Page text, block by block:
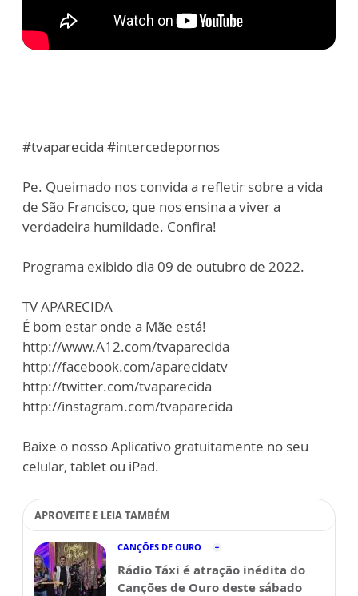
#tvaparecida #intercedepornos
Pe. Queimado nos convida a refletir sobre a vida
de São Francisco, que nos ensina a viver a
verdadeira humildade. Confira!
Programa exibido dia 09 de outubro de 2022.
TV APARECIDA
É bom estar onde a Mãe está!
http://www.A12.com/tvaparecida
http://facebook.com/aparecidatv
http://twitter.com/tvaparecida
http://instagram.com/tvaparecida
Baixe o nosso Aplicativo gratuitamente no seu
celular, tablet ou iPad.
APROVEITE E LEIA TAMBÉM
CANÇÕES DE OURO
Rádio Táxi é atração inédita do
Canções de Ouro deste sábado